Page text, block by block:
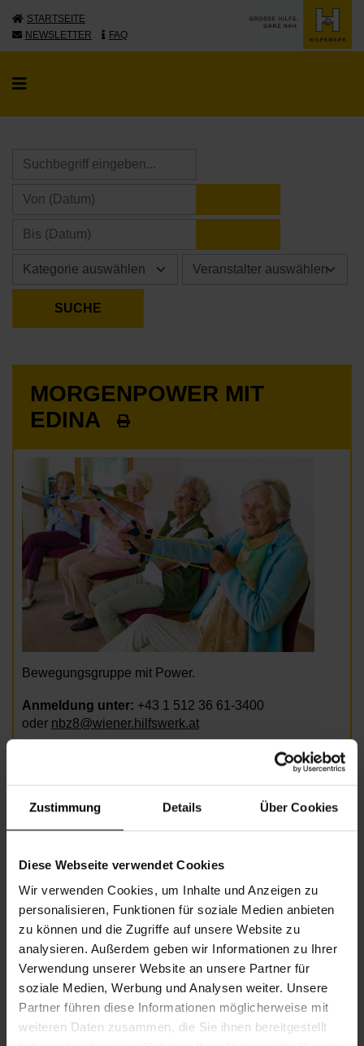
Zustimmung Details Über Cookies
Diese Webseite verwendet Cookies
Wir verwenden Cookies, um Inhalte und Anzeigen zu
personalisieren, Funktionen für soziale Medien anbieten
zu können und die Zugriffe auf unsere Website zu
analysieren. Außerdem geben wir Informationen zu Ihrer
Verwendung unserer Website an unsere Partner für
soziale Medien, Werbung und Analysen weiter. Unsere
Partner führen diese Informationen möglicherweise mit
weiteren Daten zusammen, die Sie ihnen bereitgestellt
STARTSEITE
NEWSLETTER
FAQ
MORGENPOWER MIT
EDINA
Bewegungsgruppe mit Power.
Anmeldung unter: +43 1 512 36 61-3400
oder nbz8@wiener.hilfswerk.at
Informationen zur Veranstaltung
Beginn Donnerstag, 09.07.2026,
10.00
Veranstalter Nachbarschaftszentrum 08
NACHBARSCHAFTSZENTRUM 08
Kontakt